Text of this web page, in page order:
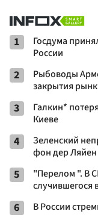
1
Госдума
России
2
Рыбоводы
закрытия
3
Галкин*
Киеве
4
Зеленский
фон дер Ляйен
5
"Перелом ". В
случившегося
6 В России